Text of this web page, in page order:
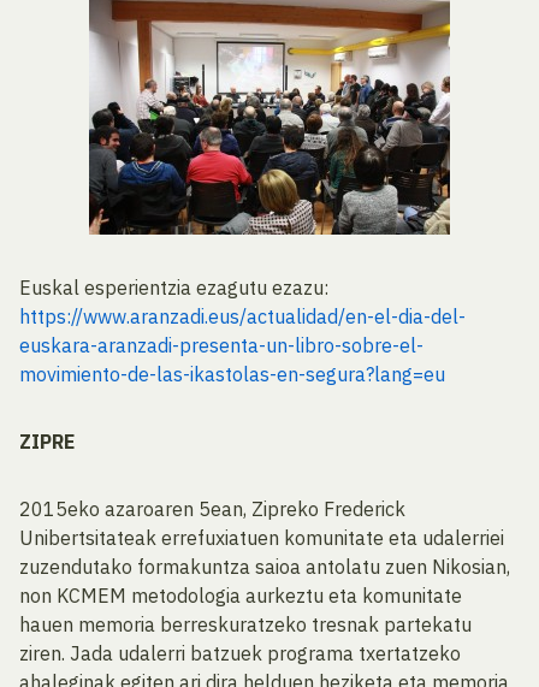
Euskal esperientzia ezagutu ezazu:
https://www.aranzadi.eus/actualidad/en-el-dia-del-
euskara-aranzadi-presenta-un-libro-sobre-el-
movimiento-de-las-ikastolas-en-segura?lang=eu
ZIPRE
2015eko azaroaren 5ean, Zipreko Frederick
Unibertsitateak errefuxiatuen komunitate eta udalerriei
zuzendutako formakuntza saioa antolatu zuen Nikosian,
non KCMEM metodologia aurkeztu eta komunitate
hauen memoria berreskuratzeko tresnak partekatu
ziren. Jada udalerri batzuek programa txertatzeko
ahaleginak egiten ari dira helduen heziketa eta memoria